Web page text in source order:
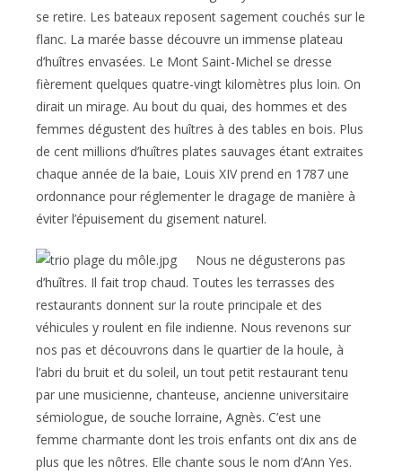
se retire. Les bateaux reposent sagement couchés sur le
flanc. La marée basse découvre un immense plateau
d’huîtres envasées. Le Mont Saint-Michel se dresse
fièrement quelques quatre-vingt kilomètres plus loin. On
dirait un mirage. Au bout du quai, des hommes et des
femmes dégustent des huîtres à des tables en bois. Plus
de cent millions d’huîtres plates sauvages étant extraites
chaque année de la baie, Louis XIV prend en 1787 une
ordonnance pour réglementer le dragage de manière à
éviter l’épuisement du gisement naturel.
Nous ne dégusterons pas
d’huîtres. Il fait trop chaud. Toutes les terrasses des
restaurants donnent sur la route principale et des
véhicules y roulent en file indienne. Nous revenons sur
nos pas et découvrons dans le quartier de la houle, à
l’abri du bruit et du soleil, un tout petit restaurant tenu
par une musicienne, chanteuse, ancienne universitaire
sémiologue, de souche lorraine, Agnès. C’est une
femme charmante dont les trois enfants ont dix ans de
plus que les nôtres. Elle chante sous le nom d’Ann Yes.